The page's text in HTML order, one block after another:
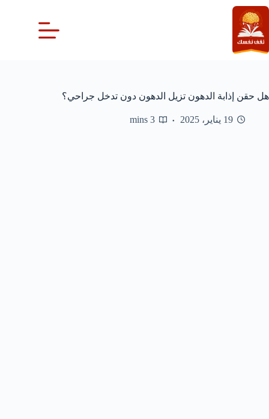
التجاوز
إلى
المحتوى
هل حقن إذابة الدهون تزيل الدهون دون تدخل جراحي؟
19 يناير، 2025 3 mins